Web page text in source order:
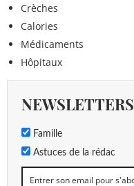
Crèches
Calories
Médicaments
Hôpitaux
NEWSLETTERS
Famille
Astuces de la rédac